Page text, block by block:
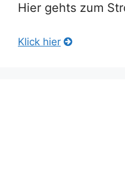
Hier gehts zum
Klick hier